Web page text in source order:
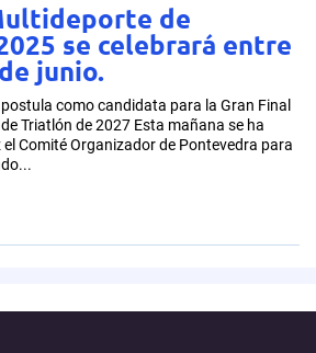
de
se celebrará entre
junio.
como candidata para la Gran Final
Triatlón de 2027 Esta mañana se ha
Comité Organizador de Pontevedra para